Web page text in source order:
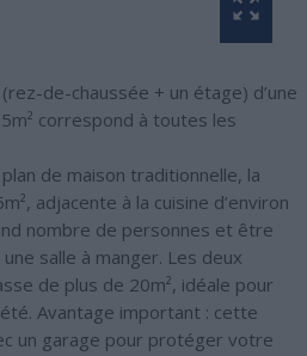
de-chaussée + un étage) d’une
correspond à toutes les
de maison traditionnelle, la
adjacente à la cuisine d’environ
nombre de personnes et être
salle à manger. Les deux
de plus de 20m², idéale pour
Avantage important : cette
un garage pour protéger votre